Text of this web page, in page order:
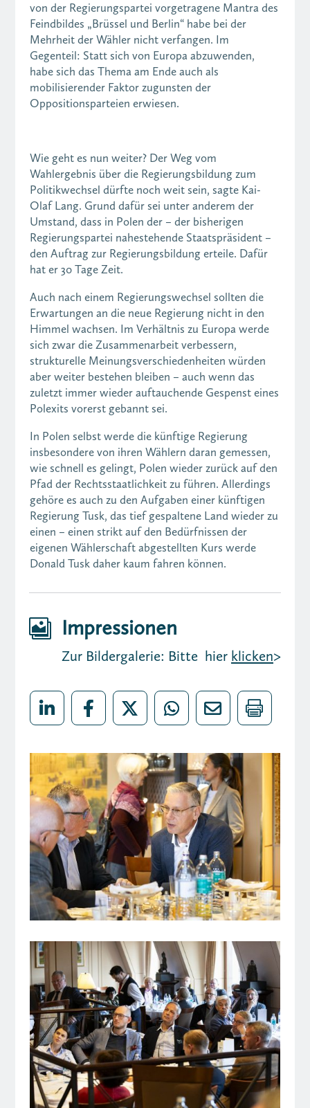
von der Regierungspartei vorgetragene Mantra des
Feindbildes „Brüssel und Berlin“ habe bei der
Mehrheit der Wähler nicht verfangen. Im
Gegenteil: Statt sich von Europa abzuwenden,
habe sich das Thema am Ende auch als
mobilisierender Faktor zugunsten der
Oppositionsparteien erwiesen.
Wie geht es nun weiter? Der Weg vom
Wahlergebnis über die Regierungsbildung zum
Politikwechsel dürfte noch weit sein, sagte Kai-
Olaf Lang. Grund dafür sei unter anderem der
Umstand, dass in Polen der – der bisherigen
Regierungspartei nahestehende Staatspräsident –
den Auftrag zur Regierungsbildung erteile. Dafür
hat er 30 Tage Zeit.
Auch nach einem Regierungswechsel sollten die
Erwartungen an die neue Regierung nicht in den
Himmel wachsen. Im Verhältnis zu Europa werde
sich zwar die Zusammenarbeit verbessern,
strukturelle Meinungsverschiedenheiten würden
aber weiter bestehen bleiben – auch wenn das
zuletzt immer wieder auftauchende Gespenst eines
Polexits vorerst gebannt sei.
In Polen selbst werde die künftige Regierung
insbesondere von ihren Wählern daran gemessen,
wie schnell es gelingt, Polen wieder zurück auf den
Pfad der Rechtsstaatlichkeit zu führen. Allerdings
gehöre es auch zu den Aufgaben einer künftigen
Regierung Tusk, das tief gespaltene Land wieder zu
einen – einen strikt auf den Bedürfnissen der
eigenen Wählerschaft abgestellten Kurs werde
Donald Tusk daher kaum fahren können.
 Impressionen
Zur Bildergalerie: Bitte hier klicken>